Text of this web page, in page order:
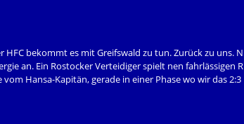
HFC bekommt es mit Greifswald zu tun. Zurück zu
an. Ein Rostocker Verteidiger spielt nen fahrlässigen
Hansa-Kapitän, gerade in einer Phase wo wir das